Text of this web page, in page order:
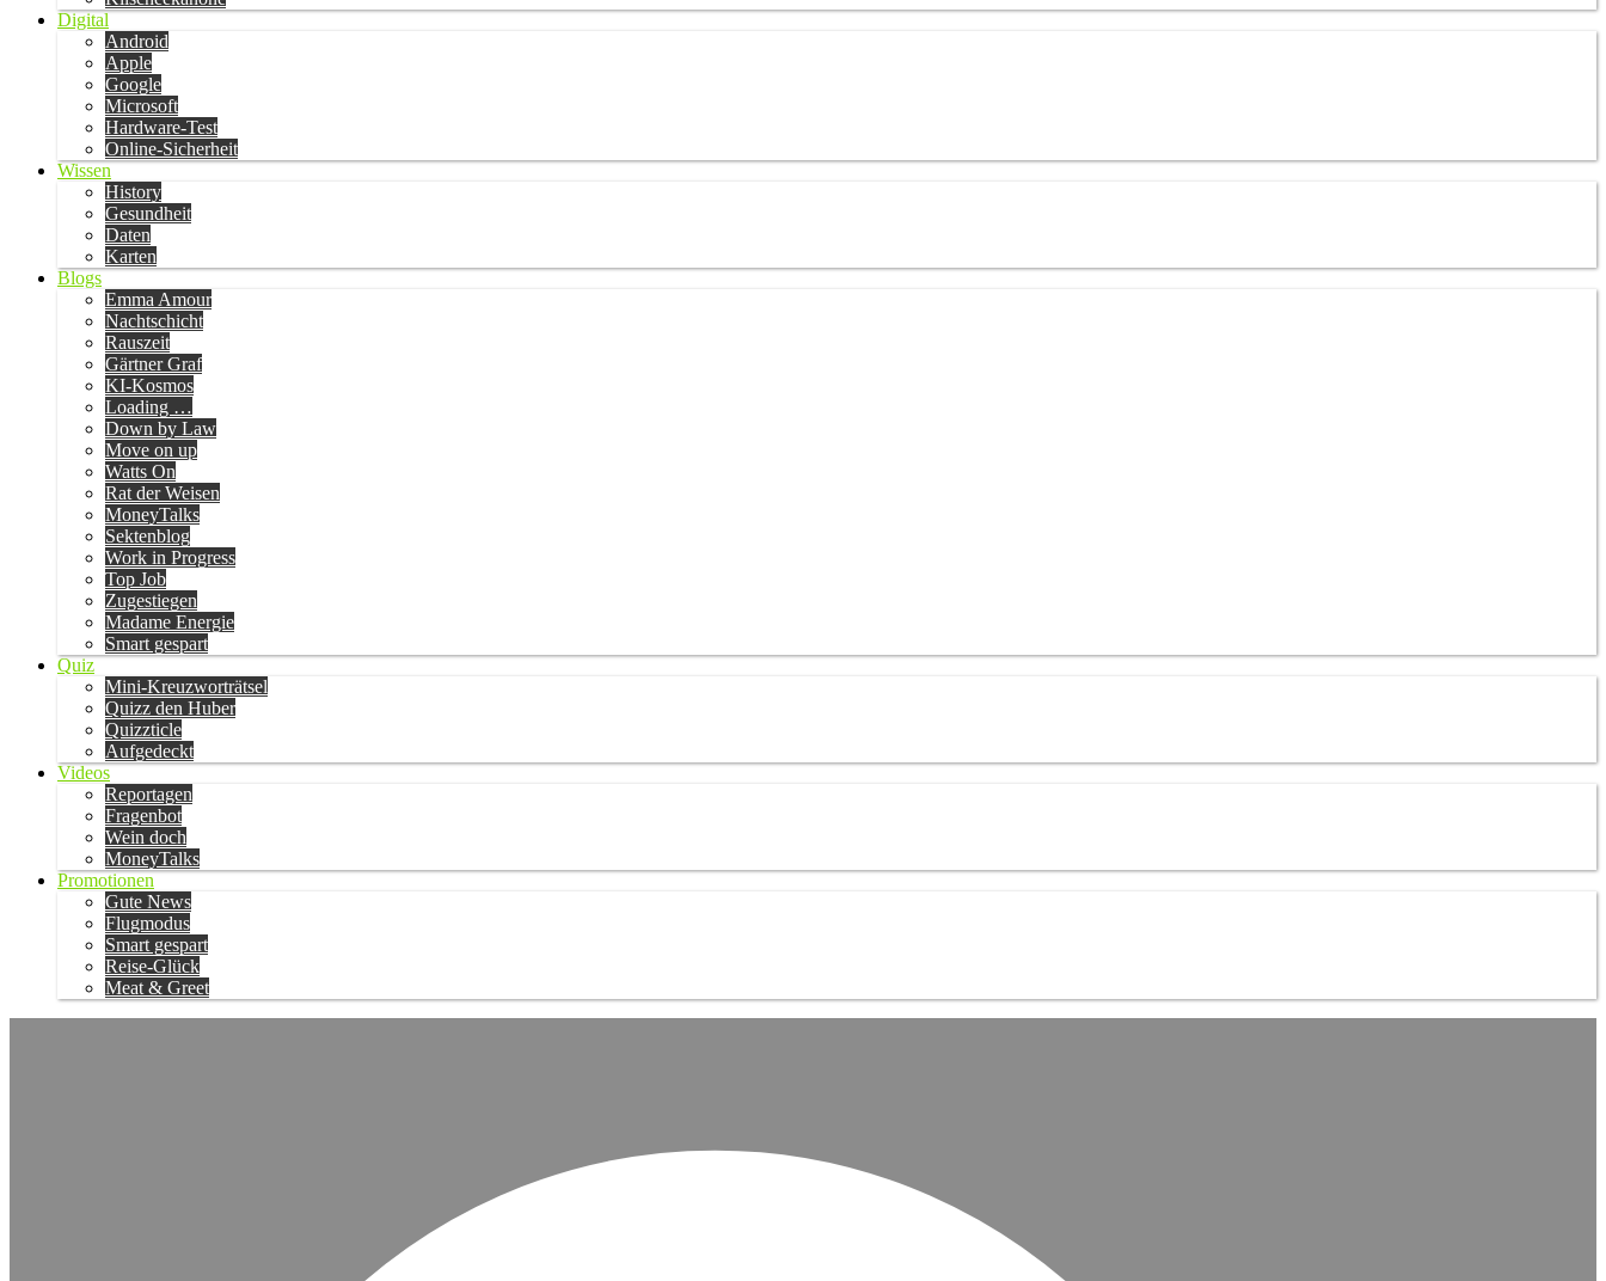
Digital
Android
Apple
Google
Microsoft
Hardware-Test
Online-Sicherheit
Wissen
History
Gesundheit
Daten
Karten
Blogs
Emma Amour
Nachtschicht
Rauszeit
Gärtner Graf
KI-Kosmos
Loading …
Down by Law
Move on up
Watts On
Rat der Weisen
MoneyTalks
Sektenblog
Work in Progress
Top Job
Zugestiegen
Madame Energie
Smart gespart
Quiz
Mini-Kreuzworträtsel
Quizz den Huber
Quizzticle
Aufgedeckt
Videos
Reportagen
Fragenbot
Wein doch
MoneyTalks
Promotionen
Gute News
Flugmodus
Smart gespart
Reise-Glück
Meat & Greet